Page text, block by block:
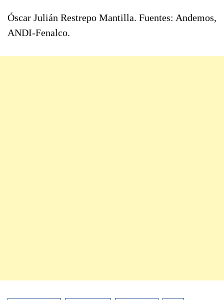
Óscar Julián Restrepo Mantilla. Fuentes: Andemos,
ANDI-Fenalco.